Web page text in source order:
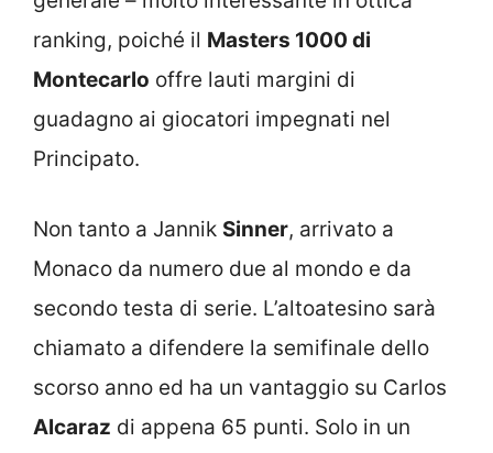
ranking, poiché il Masters 1000 di
Montecarlo offre lauti margini di
guadagno ai giocatori impegnati nel
Principato.
Non tanto a Jannik Sinner, arrivato a
Monaco da numero due al mondo e da
secondo testa di serie. L’altoatesino sarà
chiamato a difendere la semifinale dello
scorso anno ed ha un vantaggio su Carlos
Alcaraz di appena 65 punti. Solo in un